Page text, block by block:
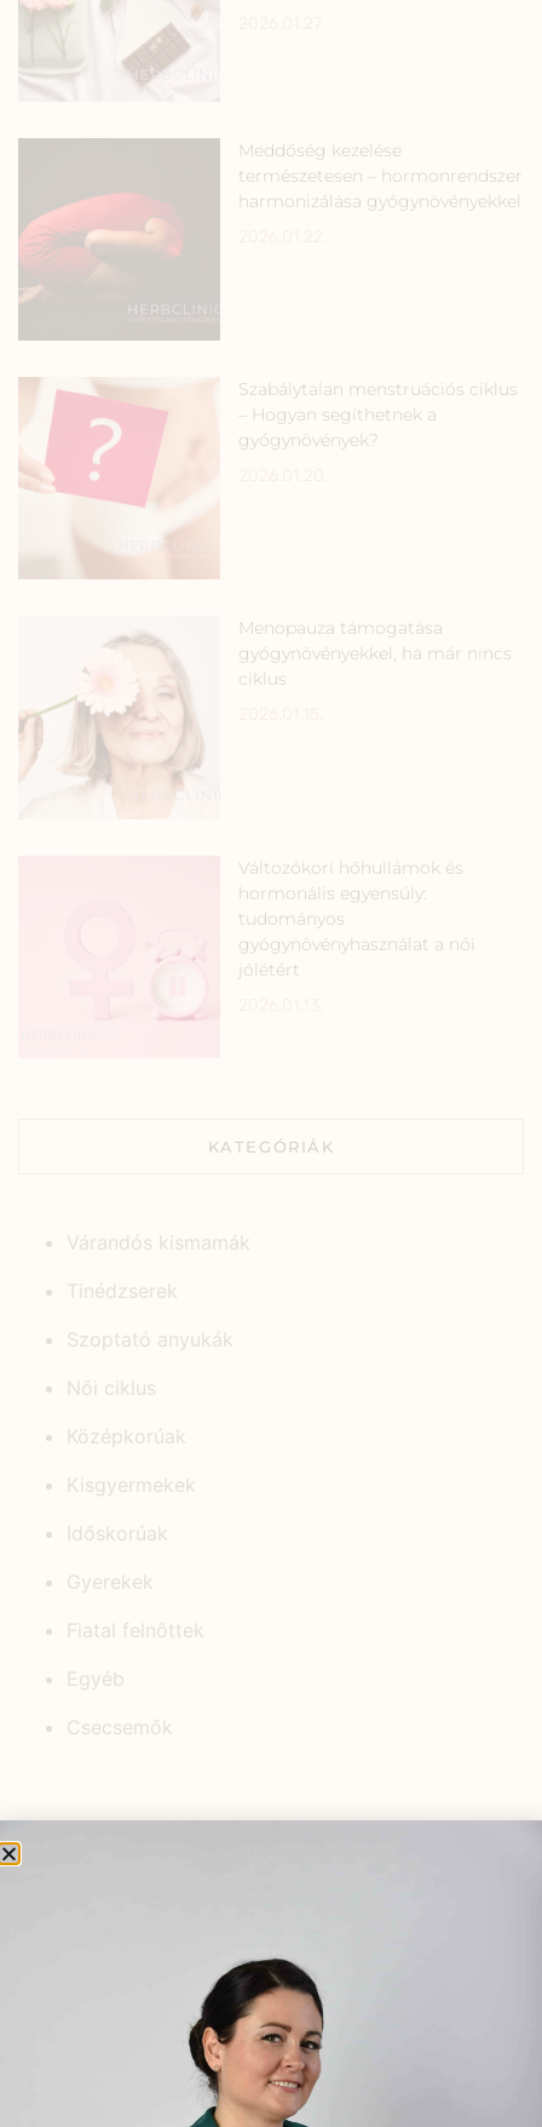
Meddőség kezelése
természetesen – hormonrendszer
harmonizálása gyógynövényekkel
Szabálytalan menstruációs ciklus
– Hogyan segíthetnek a
gyógynövények?
Menopauza támogatása
gyógynövényekkel, ha már nincs
ciklus
Változókori hőhullámok és
hormonális egyensúly:
tudományos
gyógynövényhasználat a női
jólétért
KATEGÓRIÁK
Várandós kismamák
Tinédzserek
Szoptató anyukák
Női ciklus
Középkorúak
Kisgyermekek
Időskorúak
Gyerekek
Fiatal felnőttek
Egyéb
Csecsemők
Könyvkritikák: Természetgyógyász
a családban-Édesanyák
kézikönyve
2021.04.16.